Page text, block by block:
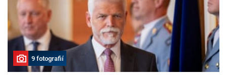
9 fotografií